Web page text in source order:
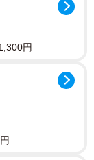
：結婚相談所
円